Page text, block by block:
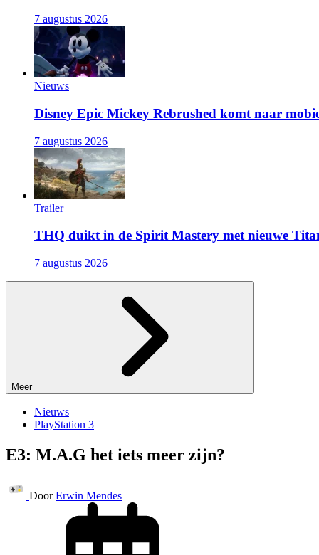
7 augustus 2026
Nieuws
Disney Epic Mickey Rebrushed komt naar
7 augustus 2026
Trailer
THQ duikt in de Spirit Mastery met nieuwe
7 augustus 2026
Meer
Nieuws
PlayStation 3
E3: M.A.G het iets meer zijn?
Door Erwin Mendes